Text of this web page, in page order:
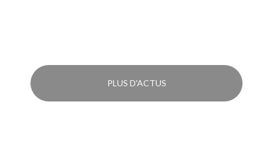
PLUS D'ACTUS